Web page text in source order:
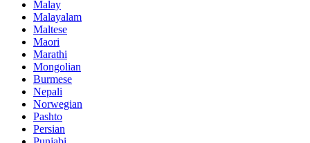
Malay
Malayalam
Maltese
Maori
Marathi
Mongolian
Burmese
Nepali
Norwegian
Pashto
Persian